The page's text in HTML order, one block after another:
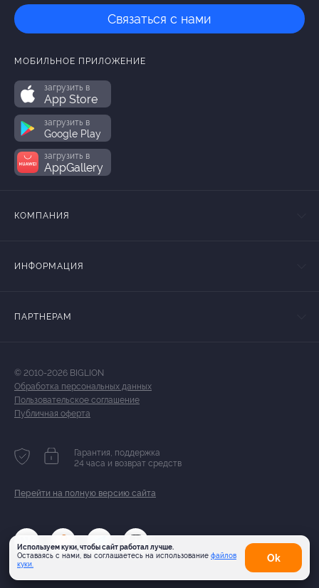
Используем куки, чтобы сайт работал лучше.
Оставаясь с нами, вы соглашаетесь на использование файлов
куки.
Оk
Связаться с нами
МОБИЛЬНОЕ ПРИЛОЖЕНИЕ
загрузить в
App Store
загрузить в
Google Play
загрузить в
AppGallery
КОМПАНИЯ
ИНФОРМАЦИЯ
ПАРТНЕРАМ
© 2010-2026 BIGLION
Обработка персональных данных
Пользовательское соглашение
Публичная оферта
Гарантия, поддержка
24 часа и возврат средств
Перейти на полную версию сайта